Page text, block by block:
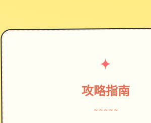
✦
攻略指南
~~~~~